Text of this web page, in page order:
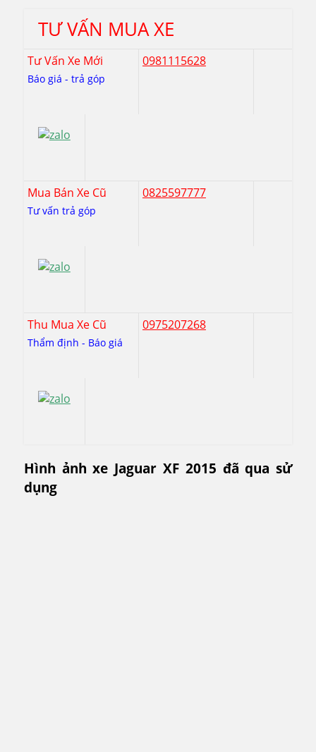
TƯ VẤN MUA XE
Tư Vấn Xe Mới
Báo giá - trả góp
0981115628
Mua Bán Xe Cũ
Tư vấn trả góp
0825597777
Thu Mua Xe Cũ
Thẩm định - Báo giá
0975207268
Hình ảnh xe Jaguar XF 2015 đã qua sử
dụng